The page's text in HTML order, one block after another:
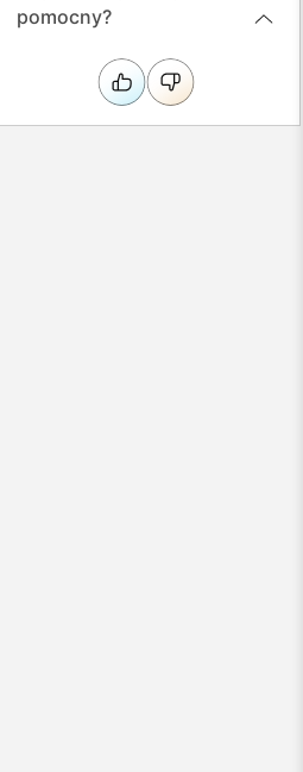
pomocny?